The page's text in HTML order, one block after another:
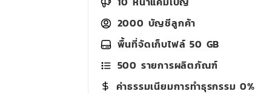
2000 บัญชีลูกค้า
พื้นที่จัดเก็บไฟล์ 50 GB
500 รายการผลิตภัณฑ์
ค่าธรรมเนียมการทำธุรกรรม 0%